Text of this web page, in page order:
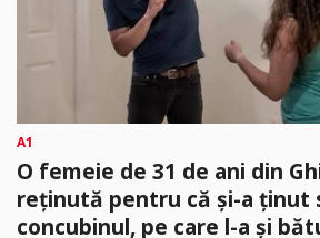
A1
O femeie de 31 de ani din
reținută pentru că și-a ținut
concubinul, pe care l-a și